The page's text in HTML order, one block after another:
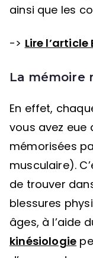
ainsi que les
-> Lire
La mémoire
En effet,
vous avez eue
mémorisées
musculaire).
de trouver
blessures
âges, à l’aide
kinésiologie